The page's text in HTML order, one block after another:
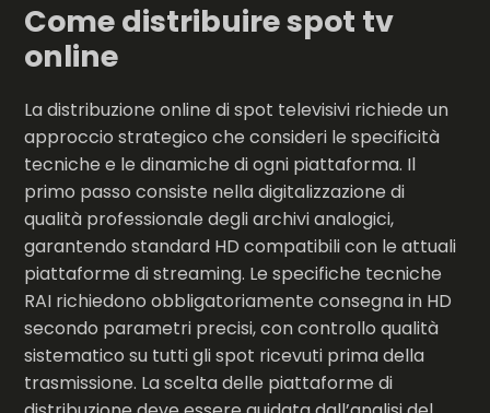
Come distribuire spot tv
online
La distribuzione online di spot televisivi richiede un
approccio strategico che consideri le specificità
tecniche e le dinamiche di ogni piattaforma. Il
primo passo consiste nella digitalizzazione di
qualità professionale degli archivi analogici,
garantendo standard HD compatibili con le attuali
piattaforme di streaming. Le specifiche tecniche
RAI richiedono obbligatoriamente consegna in HD
secondo parametri precisi, con controllo qualità
sistematico su tutti gli spot ricevuti prima della
trasmissione. La scelta delle piattaforme di